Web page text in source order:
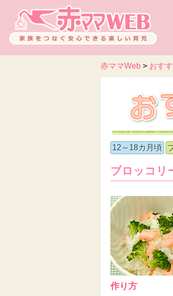
赤ママWeb > おす
12～18カ月頃
ブロッコリ
作り方